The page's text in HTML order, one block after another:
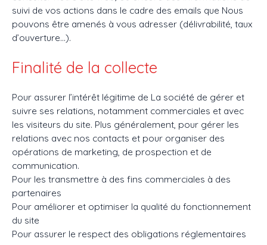
suivi de vos actions dans le cadre des emails que Nous
pouvons être amenés à vous adresser (délivrabilité, taux
d’ouverture…).
Finalité de la collecte
Pour assurer l’intérêt légitime de La société de gérer et
suivre ses relations, notamment commerciales et avec
les visiteurs du site. Plus généralement, pour gérer les
relations avec nos contacts et pour organiser des
opérations de marketing, de prospection et de
communication.
Pour les transmettre à des fins commerciales à des
partenaires
Pour améliorer et optimiser la qualité du fonctionnement
du site
Pour assurer le respect des obligations réglementaires